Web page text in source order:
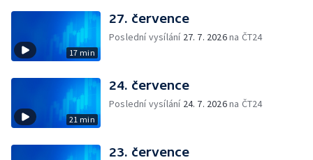
17 min
27. července
Poslední vysílání 27. 7. 2026na ČT24
21 min
24. července
Poslední vysílání 24. 7. 2026na ČT24
23. července